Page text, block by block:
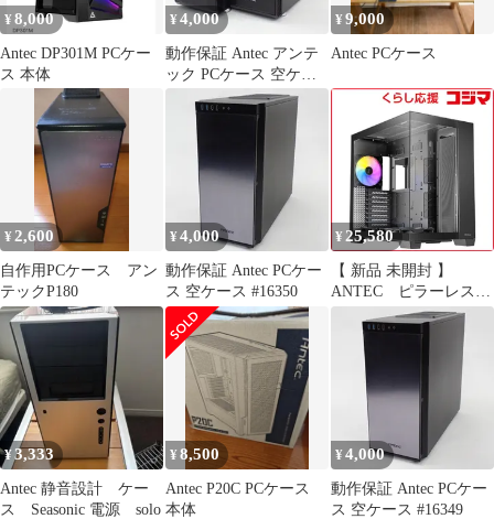
¥ 8,000
Antec DP301M PCケー
ス 本体
¥4,000
動作保証 Antec アンテ
ック PCケース 空ケー
ス 2台まとめセット
#16365
¥9,000
Antec PCケース
¥2,600
自作用PCケース アン
テックP180
¥4,000
動作保証 Antec PCケー
ス 空ケース #16350
¥ 25,580
【 新品 未開封 】
ANTEC ピラーレスPC
ケース C8ARGB 未使
用 送料無料
¥3,333
Antec 静音設計 ケー
ス Seasonic 電源 solo
¥8,500
Antec P20C PCケース
本体
¥4,000
動作保証 Antec PCケー
ス 空ケース #16349